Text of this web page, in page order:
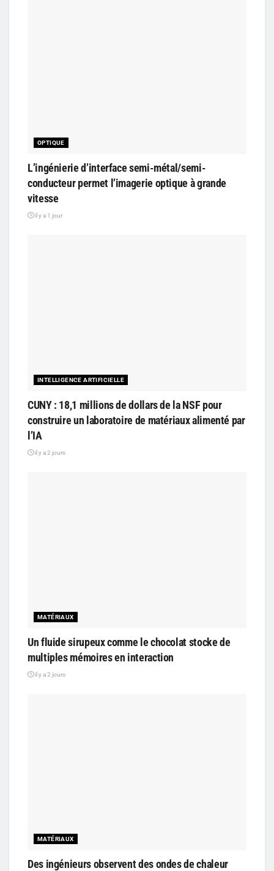
OPTIQUE
L’ingénierie d’interface semi-métal/semi-
conducteur permet l’imagerie optique à grande
vitesse
il y a 1 jour
INTELLIGENCE ARTIFICIELLE
CUNY : 18,1 millions de dollars de la NSF pour
construire un laboratoire de matériaux alimenté par
l’IA
il y a 2 jours
MATÉRIAUX
Un fluide sirupeux comme le chocolat stocke de
multiples mémoires en interaction
il y a 2 jours
MATÉRIAUX
Des ingénieurs observent des ondes de chaleur